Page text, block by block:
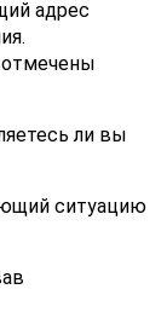
адрес
отмечены
ли вы
ситуацию